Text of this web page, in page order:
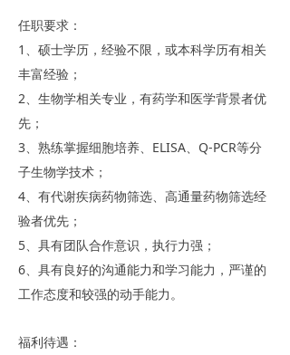
任职要求：
1、硕士学历，经验不限，或本科学历有相关
丰富经验；
2、生物学相关专业，有药学和医学背景者优
先；
3、熟练掌握细胞培养、ELISA、Q-PCR等分
子生物学技术；
4、有代谢疾病药物筛选、高通量药物筛选经
验者优先；
5、具有团队合作意识，执行力强；
6、具有良好的沟通能力和学习能力，严谨的
工作态度和较强的动手能力。
福利待遇：